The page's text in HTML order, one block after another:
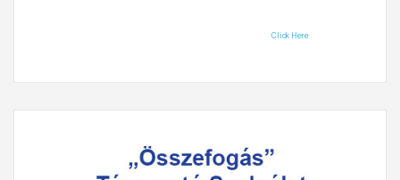
Click Here